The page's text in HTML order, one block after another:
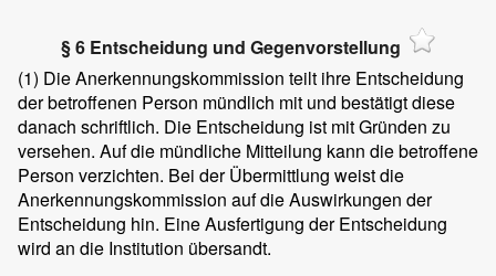
§ 6 Entscheidung und Gegenvorstellung
(1) Die Anerkennungskommission teilt ihre Entscheidung
der betroffenen Person mündlich mit und bestätigt diese
danach schriftlich. Die Entscheidung ist mit Gründen zu
versehen. Auf die mündliche Mitteilung kann die betroffene
Person verzichten. Bei der Übermittlung weist die
Anerkennungskommission auf die Auswirkungen der
Entscheidung hin. Eine Ausfertigung der Entscheidung
wird an die Institution übersandt.